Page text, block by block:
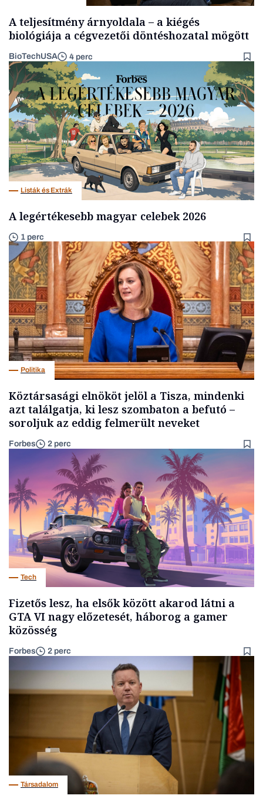
A teljesítmény árnyoldala – a kiégés
biológiája a cégvezetői döntéshozatal mögött
BioTechUSA 4 perc
Listák és Extrák
A legértékesebb magyar celebek 2026
1 perc
Politika
Köztársasági elnököt jelöl a Tisza, mindenki
azt találgatja, ki lesz szombaton a befutó –
soroljuk az eddig felmerült neveket
Forbes 2 perc
Tech
Fizetős lesz, ha elsők között akarod látni a
GTA VI nagy előzetesét, háborog a gamer
közösség
Forbes 2 perc
Társadalom